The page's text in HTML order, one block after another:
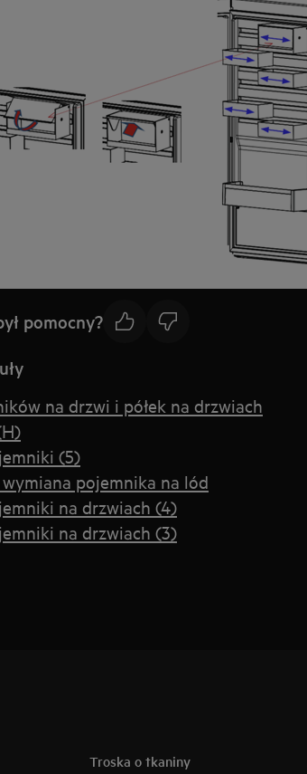
pomocny?
na drzwi i półek na drzwiach
(5)
pojemnika na lód
na drzwiach (4)
na drzwiach (3)
Troska o tkaniny